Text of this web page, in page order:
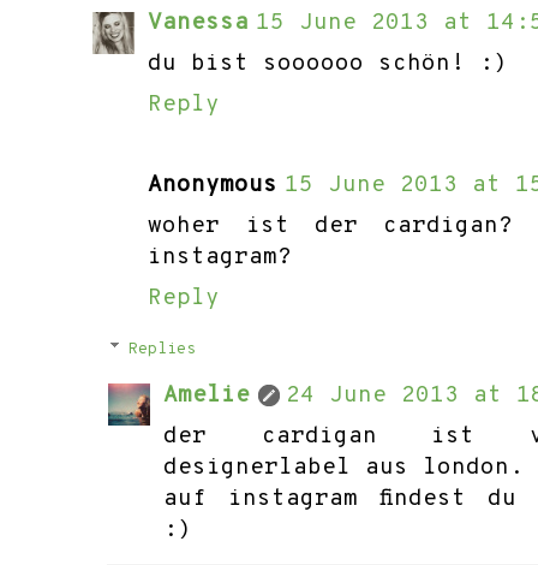
Vanessa 15 June 2013 at
du bist soooooo schön! :)
Reply
Anonymous 15 June 2013 at
woher ist der
instagram?
Reply
Replies
Amelie
24 June 2013 at
der cardigan ist
designerlabel aus london.
auf instagram findest du
:)